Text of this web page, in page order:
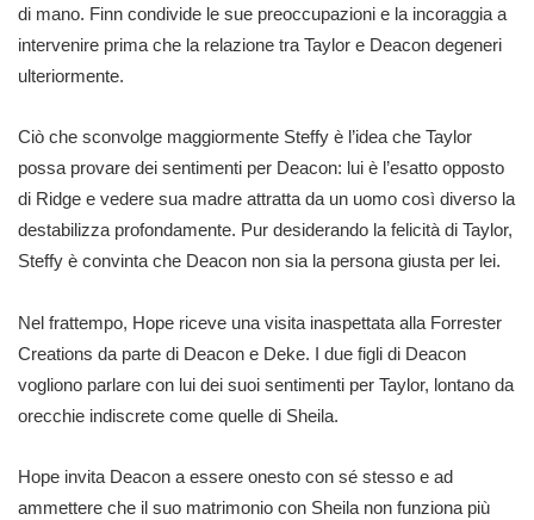
di mano. Finn condivide le sue preoccupazioni e la incoraggia a
intervenire prima che la relazione tra Taylor e Deacon degeneri
ulteriormente.
Ciò che sconvolge maggiormente Steffy è l’idea che Taylor
possa provare dei sentimenti per Deacon: lui è l’esatto opposto
di Ridge e vedere sua madre attratta da un uomo così diverso la
destabilizza profondamente. Pur desiderando la felicità di Taylor,
Steffy è convinta che Deacon non sia la persona giusta per lei.
Nel frattempo, Hope riceve una visita inaspettata alla Forrester
Creations da parte di Deacon e Deke. I due figli di Deacon
vogliono parlare con lui dei suoi sentimenti per Taylor, lontano da
orecchie indiscrete come quelle di Sheila.
Hope invita Deacon a essere onesto con sé stesso e ad
ammettere che il suo matrimonio con Sheila non funziona più